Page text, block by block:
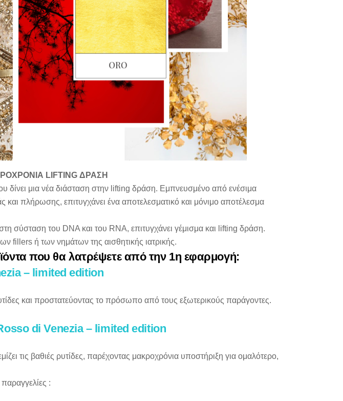
LIFTING ΔΡΑΣΗ
δίνει μια νέα διάσταση στην lifting δράση. Εμπνευσμένο από ενέσιμα
πλήρωσης, επιτυγχάνει ένα αποτελεσματικό και μόνιμο αποτέλεσμα
σύσταση του DNA και του RNA, επιτυγχάνει γέμισμα και lifting δράση.
fillers ή των νημάτων της αισθητικής ιατρικής.
που θα λατρέψετε από την 1η εφαρμογή:
– limited edition
και προστατεύοντας το πρόσωπο από τους εξωτερικούς παράγοντες.
di Venezia – limited edition
τις βαθιές ρυτίδες, παρέχοντας μακροχρόνια υποστήριξη για ομαλότερο,
: